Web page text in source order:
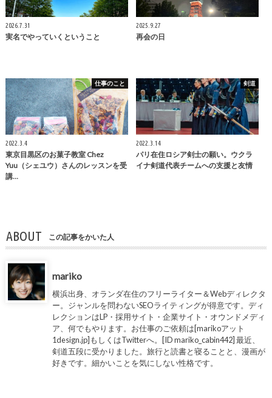
2026.7.31
実名でやっていくということ
2025.9.27
再会の日
仕事のこと
2022.3.4
東京目黒区のお菓子教室 Chez
Yuu（シェユウ）さんのレッスンを受
講…
剣道
2022.3.14
パリ在住ロシア剣士の願い。ウクラ
イナ剣道代表チームへの支援と友情
ABOUT この記事をかいた人
mariko
横浜出身、オランダ在住のフリーライター＆Webディレクタ
ー。ジャンルを問わないSEOライティングが得意です。ディ
レクションはLP・採用サイト・企業サイト・オウンドメディ
ア、何でもやります。お仕事のご依頼は[marikoアット
1design.jp]もしくはTwitterへ。[ID mariko_cabin442] 最近、
剣道五段に受かりました。旅行と読書と寝ることと、漫画が
好きです。細かいことを気にしない性格です。